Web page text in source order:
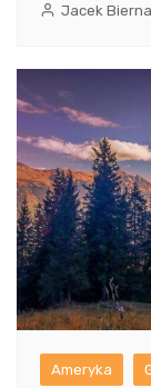
Jacek
Ameryka